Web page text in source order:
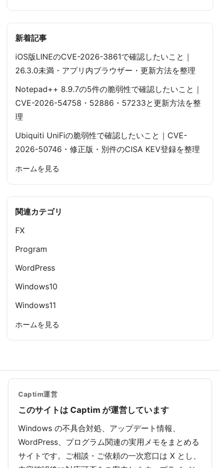
新着記事
iOS版LINEのCVE-2026-3861で確認したいこと｜
26.3.0未満・アプリ内ブラウザー・更新方法を整理
Notepad++ 8.9.7の5件の脆弱性で確認したいこと｜
CVE-2026-54758・52886・57233と更新方法を整
理
Ubiquiti UniFiの脆弱性で確認したいこと｜CVE-
2026-50746・修正版・別件のCISA KEV登録を整理
ホームを見る
関連カテゴリ
FX
Program
WordPress
Windows10
Windows11
ホームを見る
Captim運営
このサイトは Captim が運営しています
Windows の不具合対処、アップデート情報、
WordPress、プログラム関連の実用メモをまとめる
サイトです。ご相談・ご依頼の一次窓口は X とし、